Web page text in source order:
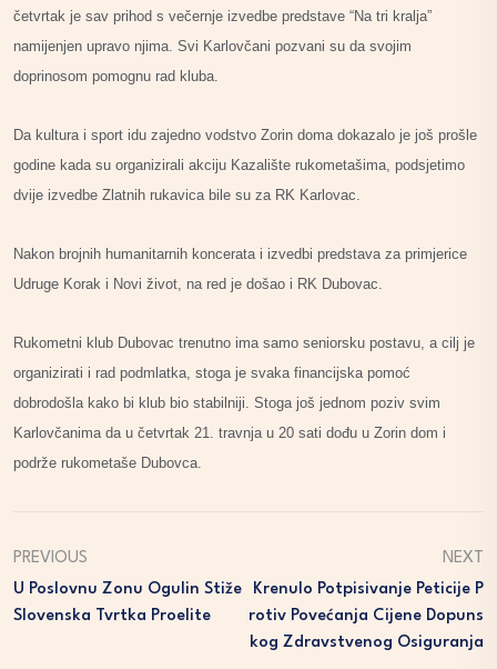
četvrtak je sav prihod s večernje izvedbe predstave “Na tri kralja”
namijenjen upravo njima. Svi Karlovčani pozvani su da svojim
doprinosom pomognu rad kluba.
Da kultura i sport idu zajedno vodstvo Zorin doma dokazalo je još prošle
godine kada su organizirali akciju Kazalište rukometašima, podsjetimo
dvije izvedbe Zlatnih rukavica bile su za RK Karlovac.
Nakon brojnih humanitarnih koncerata i izvedbi predstava za primjerice
Udruge Korak i Novi život, na red je došao i RK Dubovac.
Rukometni klub Dubovac trenutno ima samo seniorsku postavu, a cilj je
organizirati i rad podmlatka, stoga je svaka financijska pomoć
dobrodošla kako bi klub bio stabilniji. Stoga još jednom poziv svim
Karlovčanima da u četvrtak 21. travnja u 20 sati dođu u Zorin dom i
podrže rukometaše Dubovca.
PREVIOUS
U Poslovnu Zonu Ogulin Stiže
Slovenska Tvrtka Proelite
NEXT
Krenulo Potpisivanje Peticije P
Rotiv Povećanja Cijene Dopuns
Kog Zdravstvenog Osiguranja